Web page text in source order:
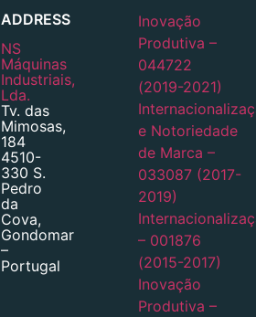
ADDRESS
NS
Máquinas
Industriais,
Lda.
Tv. das
Mimosas,
184
4510-
330 S.
Pedro
da
Cova,
Gondomar
–
Portugal
Inovação
Produtiva –
044722
(2019-2021)
e Notoriedade
de Marca –
033087 (2017-
2019)
– 001876
(2015-2017)
Inovação
Produtiva –